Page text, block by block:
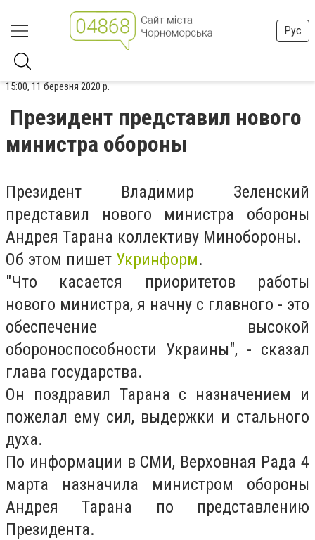
Рус
15:00, 11 березня 2020 р.
Президент представил нового
министра обороны
Президент Владимир Зеленский
представил нового министра обороны
Андрея Тарана коллективу Минобороны.
Об этом пишет Укринформ.
"Что касается приоритетов работы
нового министра, я начну с главного - это
обеспечение высокой
обороноспособности Украины", - сказал
глава государства.
Он поздравил Тарана с назначением и
пожелал ему сил, выдержки и стального
духа.
По информации в СМИ, Верховная Рада 4
марта назначила министром обороны
Андрея Тарана по представлению
Президента.